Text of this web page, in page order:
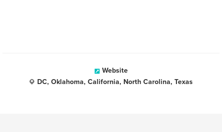
Website
DC, Oklahoma, California, North Carolina, Texas